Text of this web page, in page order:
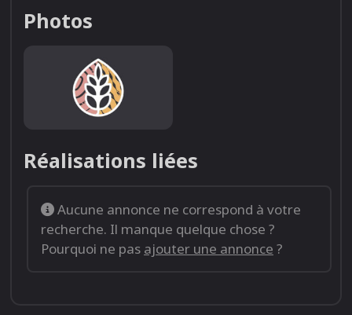
Photos
Réalisations liées
Aucune annonce ne correspond à votre
recherche. Il manque quelque chose ?
Pourquoi ne pas ajouter une annonce ?